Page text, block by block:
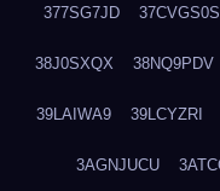
377SG7JD 37CVGS0S
38J0SXQX 38NQ9PDV
39LAIWA9 39LCYZRI
3AGNJUCU